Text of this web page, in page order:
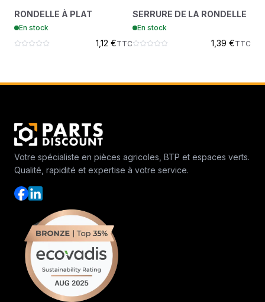
?
RONDELLE À PLAT
7289262
RONDELLE À PLAT
En stock
1,12 €TTC
?
RONDELLE
SERRURE DE LA RONDELLE
En stock
1,39 €TTC
Votre spécialiste en pièces agricoles, BTP et espaces verts.
Qualité, rapidité et expertise à votre service.